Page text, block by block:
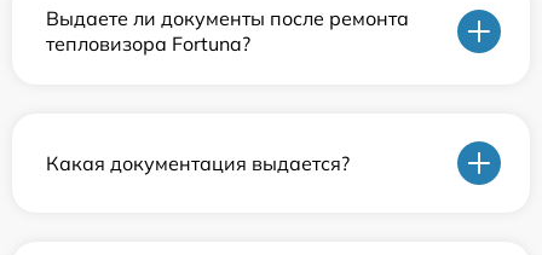
Выдаете ли документы после ремонта
тепловизора Fortuna?
Какая документация выдается?